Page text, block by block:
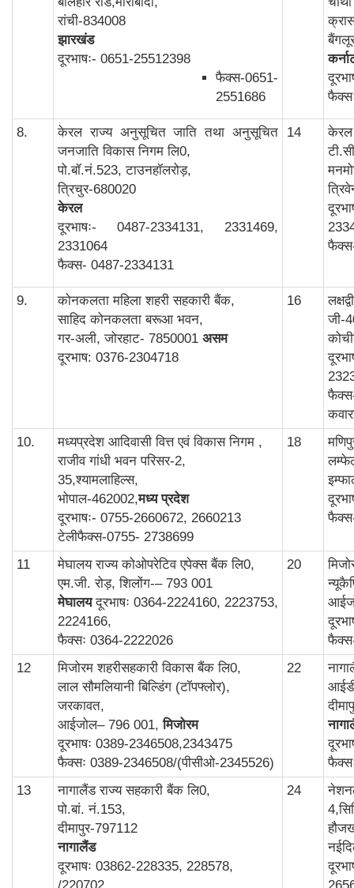
रांची-834008
झारखंड
दूरभाषः- 0651-25512398
फैक्स-0651-
2551686
8.
केरल राज्य अनुसूचित जाति तथा अनुसूचित
जनजाति विकास निगम लि0,
पो.बॉ.नं.523, टाउनहॉलरोड़,
त्रिचुर-680020
केरल
दूरभाषः- 0487-2334131, 2331469,
2331064
फैक्स- 0487-2334131
14
केरल
9.
कोनकलता महिला शहरी सहकारी बैंक,
साहिद कोनकलता बरूआ भवन,
गर-अली, जोरहाट- 7850001 असम
दूरभाष: 0376-2304718
16
जी-
10.
मध्यप्रदेश आदिवासी वित्त एवं विकास निगम ,
राजीव गांधी भवन परिसर-2,
35,श्यामलाहिल्स,
भोपाल-462002,मध्य प्रदेश
दूरभाषः- 0755-2660672, 2660213
टेलीफैक्स-0755- 2738699
18
11
मेघालय राज्य कोओपरेटिव एपेक्स बैंक लि0,
एम.जी. रोड़, शिलोंग-– 793 001
मेघालयदूरभाषः 0364-2224160, 2223753,
2224166,
फैक्सः 0364-2222026
20
12
मिजोरम शहरीसहकारी विकास बैंक लि0,
लाल सौमलियानी बिल्डिंग (टॉपफ्लोर),
जरकावत,
आईजोल– 796 001,मिजोरम
दूरभाषः 0389-2346508,2343475
फैक्सः 0389-2346508/(पीसीओ-2345526)
22
13
नागालैंड राज्य सहकारी बैंक लि0,
पो.बां. नं.153,
दीमापुर-797112
नागालैंड
दूरभाषः 03862-228335, 228578,
/220702
24